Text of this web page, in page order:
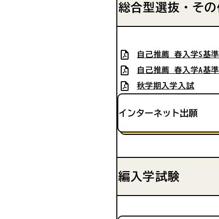
総合型選抜・その
自己推薦 春入学S基準
自己推薦 春入学A基準
秋学期入学入試
インターネット出願
編入学試験